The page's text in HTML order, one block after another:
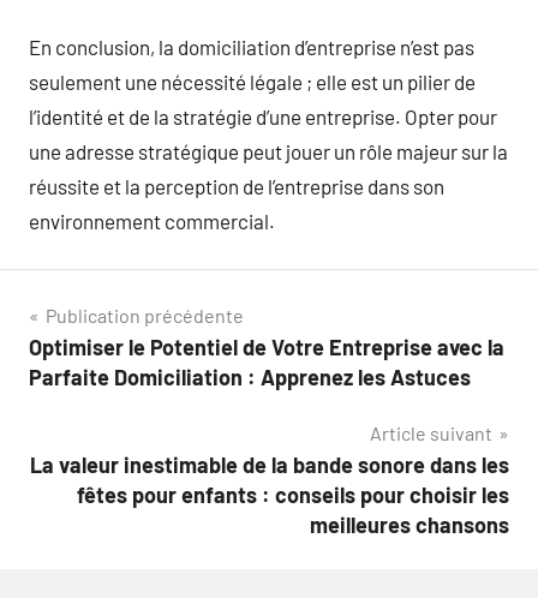
En conclusion, la domiciliation d’entreprise n’est pas
seulement une nécessité légale ; elle est un pilier de
l’identité et de la stratégie d’une entreprise. Opter pour
une adresse stratégique peut jouer un rôle majeur sur la
réussite et la perception de l’entreprise dans son
environnement commercial.
Navigation
de
Publication précédente
Optimiser le Potentiel de Votre Entreprise avec la
Parfaite Domiciliation : Apprenez les Astuces
Article suivant
La valeur inestimable de la bande sonore dans les
fêtes pour enfants : conseils pour choisir les
meilleures chansons